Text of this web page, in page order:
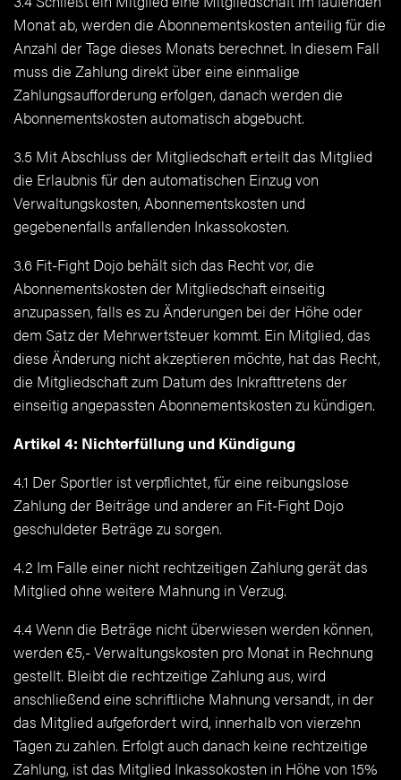
Monat ab, werden die Abonnementskosten anteilig für die
Anzahl der Tage dieses Monats berechnet. In diesem Fall
muss die Zahlung direkt über eine einmalige
Zahlungsaufforderung erfolgen, danach werden die
Abonnementskosten automatisch abgebucht.
3.5 Mit Abschluss der Mitgliedschaft erteilt das Mitglied
die Erlaubnis für den automatischen Einzug von
Verwaltungskosten, Abonnementskosten und
gegebenenfalls anfallenden Inkassokosten.
3.6 Fit-Fight Dojo behält sich das Recht vor, die
Abonnementskosten der Mitgliedschaft einseitig
anzupassen, falls es zu Änderungen bei der Höhe oder
dem Satz der Mehrwertsteuer kommt. Ein Mitglied, das
diese Änderung nicht akzeptieren möchte, hat das Recht,
die Mitgliedschaft zum Datum des Inkrafttretens der
einseitig angepassten Abonnementskosten zu kündigen.
Artikel 4: Nichterfüllung und Kündigung
4.1 Der Sportler ist verpflichtet, für eine reibungslose
Zahlung der Beiträge und anderer an Fit-Fight Dojo
geschuldeter Beträge zu sorgen.
4.2 Im Falle einer nicht rechtzeitigen Zahlung gerät das
Mitglied ohne weitere Mahnung in Verzug.
4.4 Wenn die Beträge nicht überwiesen werden können,
werden €5,- Verwaltungskosten pro Monat in Rechnung
gestellt. Bleibt die rechtzeitige Zahlung aus, wird
anschließend eine schriftliche Mahnung versandt, in der
das Mitglied aufgefordert wird, innerhalb von vierzehn
Tagen zu zahlen. Erfolgt auch danach keine rechtzeitige
Zahlung, ist das Mitglied Inkassokosten in Höhe von 15%